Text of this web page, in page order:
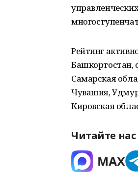
Рейтинг
Башкортостан,
Самарская
Чувашия,
Кировская
Читайте нас